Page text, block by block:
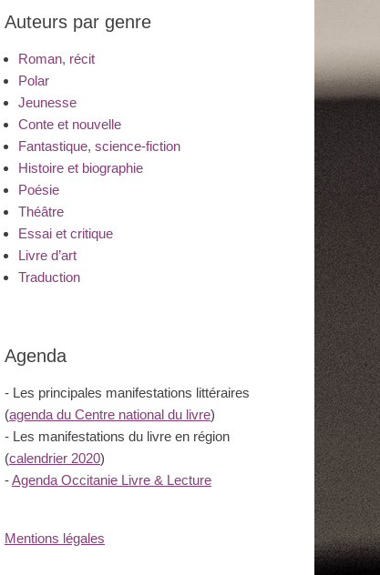
Auteurs par genre
Roman, récit
Polar
Jeunesse
Conte et nouvelle
Fantastique, science-fiction
Histoire et biographie
Poésie
Théâtre
Essai et critique
Livre d’art
Traduction
Agenda
- Les principales manifestations littéraires
(agenda du Centre national du livre)
- Les manifestations du livre en région
(calendrier 2020)
-Agenda Occitanie Livre & Lecture
Mentions légales